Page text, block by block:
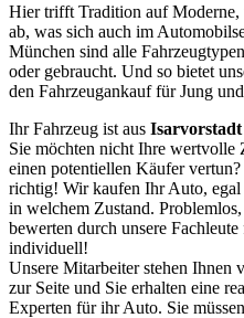
Hier trifft Tradition auf
ab, was sich auch im
München sind alle
oder gebraucht. Und so bietet
den Fahrzeugankauf für Jung
Ihr Fahrzeug ist aus Isarvorstadt
Sie möchten nicht Ihre wertvolle
einen potentiellen Käufer
richtig! Wir kaufen Ihr Auto,
in welchem Zustand.
bewerten durch unsere
individuell!
Unsere Mitarbeiter stehen Ihnen
zur Seite und Sie erhalten eine
Experten für ihr Auto. Sie